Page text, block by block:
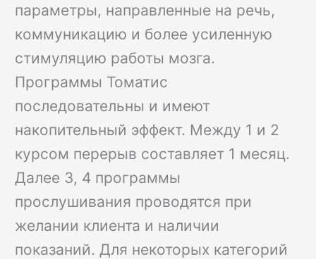
параметры, направленные на речь,
коммуникацию и более усиленную
стимуляцию работы мозга.
Программы Томатис
последовательны и имеют
накопительный эффект. Между 1 и 2
курсом перерыв составляет 1 месяц.
Далее 3, 4 программы
прослушивания проводятся при
желании клиента и наличии
показаний. Для некоторых категорий